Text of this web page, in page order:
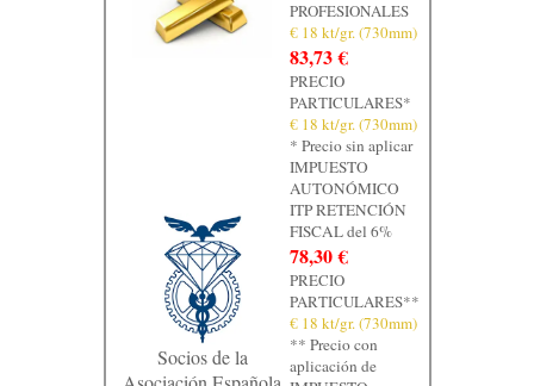
Socios de la
PROFESIONALES
€ 18 kt/gr. (730mm)
83,73 €
PRECIO
PARTICULARES*
€ 18 kt/gr. (730mm)
* Precio sin aplicar
IMPUESTO
AUTONÓMICO
ITP RETENCIÓN
FISCAL del 6%
78,30 €
PRECIO
PARTICULARES**
€ 18 kt/gr. (730mm)
** Precio con
aplicación de